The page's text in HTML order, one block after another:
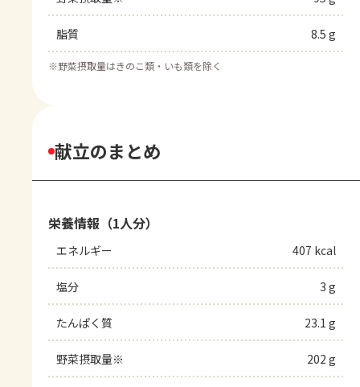
脂質 8.5 g
※野菜摂取量はきのこ類・いも類を除く
献立のまとめ
栄養情報（1人分）
エネルギー 407 kcal
塩分 3 g
たんぱく質 23.1 g
野菜摂取量※ 202 g